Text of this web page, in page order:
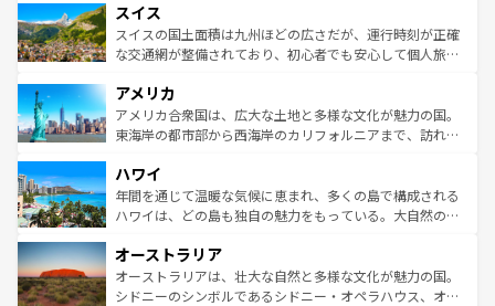
れる地方に足を運ぶとそれぞれで全く異なる文化を体験で
きるだろう。 なお、新着のフランス情報はコンテンツ一覧
を参照してほしい。
は、お酒好きな人にはぜひ体験してほしい。 なお、新着の
ドイツ情報はコンテンツ一覧を参照してほしい。
リアごとに異なる魅力がある。また、優雅なアフタヌーン
ティー、ビール好きにはたまらない英国パブ、サッカー観
戦など、本場だからこそできる体験も豊富。イギリスを旅
ンツ一覧を参照してほしい。
スイス
スイスの国土面積は九州ほどの広さだが、運行時刻が正確
な交通網が整備されており、初心者でも安心して個人旅行
の建物がそのまま残る町や、スイスならではのユニークな
博物館もあり、アルプス観光だけでなく町歩きも満喫する
ことができる。国民の所得が高いため物価も高いが、旅行
ば市内交通費無料で観光を楽しむこともできる。 なお、新
着のスイス情報はコンテンツ一覧 を参照してほしい。
アメリカ
アメリカ合衆国は、広大な土地と多様な文化が魅力の国。
東海岸の都市部から西海岸のカリフォルニアまで、訪れる
のような巨大都市は、観光、ショッピング、エンターテイ
ンメントが詰まった刺激的なスポットだ。一方、アメリカ
西部には大自然が広がり、グランドキャニオンやイエロー
部のニューオーリンズでは、音楽と美食が融合した独特の
文化が魅力。旅行者はアメリカの各地域で異なる魅力を楽
しみながら、その多様性と豊かな歴史を感じることができ
ハワイ
年間を通じて温暖な気候に恵まれ、多くの島で構成される
ハワイは、どの島も独自の魅力をもっている。大自然の神
ワイ島は見逃せない。また、定番の観光地といえばオアフ
島だが、静かな自然を求めるならマウイ島やカウアイ島が
おすすめ。エメラルドグリーンに輝く海をはじめ、豊かな
オーストラリア
オーストラリアは、壮大な自然と多様な文化が魅力の国。
シドニーのシンボルであるシドニー・オペラハウス、オー